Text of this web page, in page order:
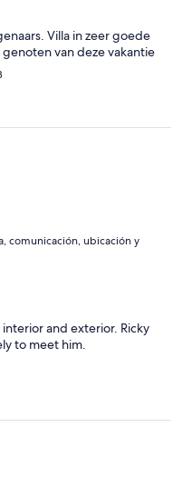
Villa in zeer goede
van deze vakantie
comunicación, ubicación y
and exterior. Ricky
to meet him.